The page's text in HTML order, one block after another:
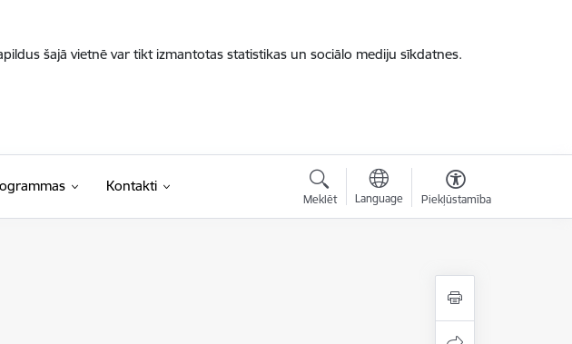
šajā vietnē var tikt izmantotas statistikas un sociālo mediju sīkdatnes.
Kontakti
Meklēt Language Piekļūstamība